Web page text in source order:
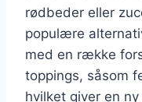
rødbeder eller
populære
med en række
toppings, såsom
hvilket giver en